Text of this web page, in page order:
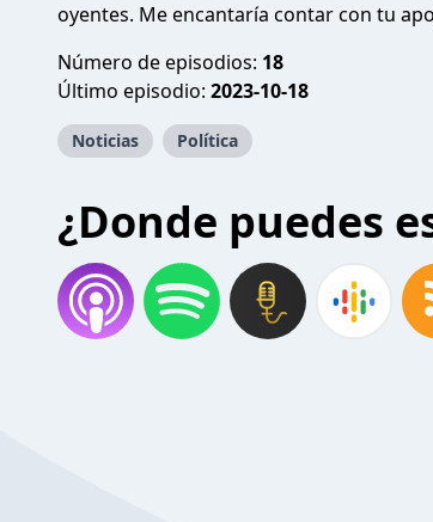
oyentes. Me encantaría contar con tu
Número de episodios: 18
Último episodio: 2023-10-18
Noticias Política
¿Donde puedes